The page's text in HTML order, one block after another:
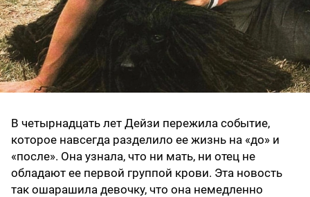
В четырнадцать лет Дейзи пережила событие,
которое навсегда разделило ее жизнь на «до» и
«после». Она узнала, что ни мать, ни отец не
обладают ее первой группой крови. Эта новость
так ошарашила девочку, что она немедленно